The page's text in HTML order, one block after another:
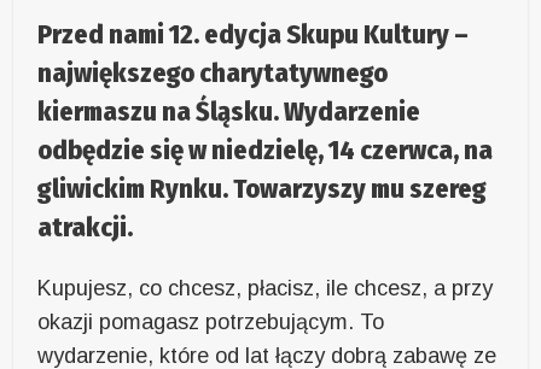
Przed nami 12. edycja Skupu Kultury –
największego charytatywnego
kiermaszu na Śląsku. Wydarzenie
odbędzie się w niedzielę, 14 czerwca, na
gliwickim Rynku. Towarzyszy mu szereg
atrakcji.
Kupujesz, co chcesz, płacisz, ile chcesz, a przy
okazji pomagasz potrzebującym. To
wydarzenie, które od lat łączy dobrą zabawę ze